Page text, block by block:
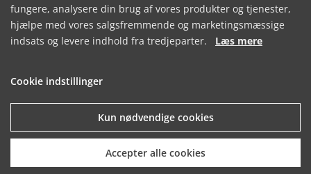
Historisk festival i Faaborg
FOBURGH Faaborg Internationale Historie Festival 2026 30.
oktober - 1. november 2026
fungere, analysere din brug af vores produkter og tjenester,
hjælpe med vores salgsfremmende og marketingsmæssige
indsats og levere indhold fra tredjeparter. Læs mere
Cookie indstillinger
Kun nødvendige cookies
Accepter alle cookies